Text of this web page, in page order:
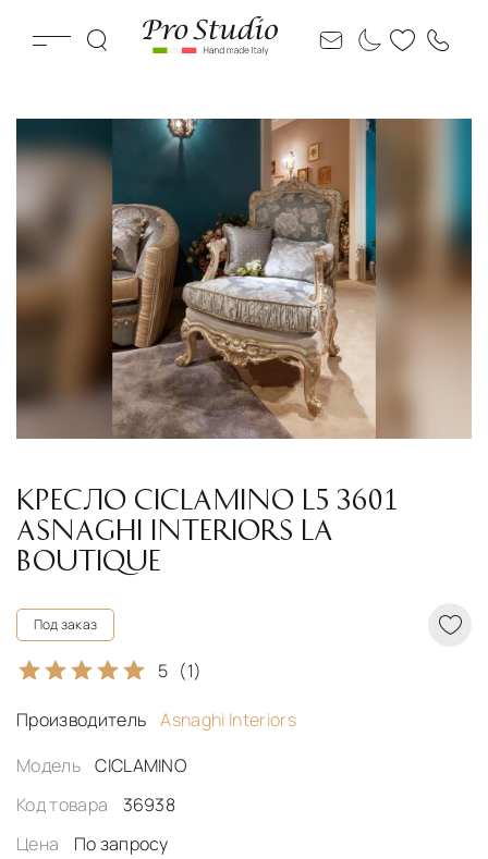
КРЕСЛО CICLAMINO L5 3601
ASNAGHI INTERIORS LA
BOUTIQUE
Под заказ
5 (1)
Производитель
Asnaghi Interiors
Модель
CICLAMINO
Код товара
36938
Цена
По запросу